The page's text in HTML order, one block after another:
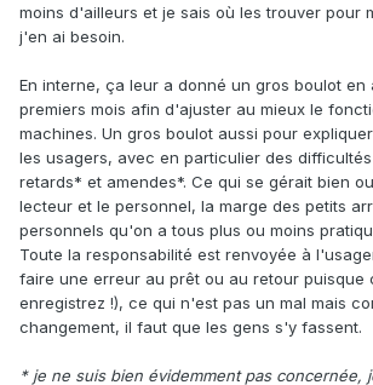
moins d'ailleurs et je sais où les trouver pour
j'en ai besoin.
En interne, ça leur a donné un gros boulot en
premiers mois afin d'ajuster au mieux le
machines. Un gros boulot aussi pour
les usagers, avec en particulier des
retards* et amendes*. Ce qui se gérait bien
lecteur et le personnel, la marge des petits
personnels qu'on a tous plus ou moins
Toute la responsabilité est renvoyée à
faire une erreur au prêt ou au retour puisque
enregistrez !), ce qui n'est pas un mal mais
changement, il faut que les gens s'y fassent.
* je ne suis bien évidemment pas concernée,